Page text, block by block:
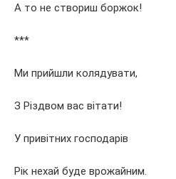
А то не створиш боржок!
***
Ми прийшли колядувати,
З Різдвом вас вітати!
У привітних господарів
Рік нехай буде врожайним.